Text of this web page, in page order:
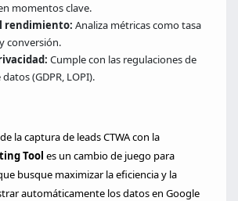
momentos clave.
rendimiento: Analiza métricas como tasa
conversión.
Cumple con las regulaciones de
(GDPR, LOPI).
la captura de leads CTWA con la
Tool es un cambio de juego para
busque maximizar la eficiencia y la
automáticamente los datos en Google